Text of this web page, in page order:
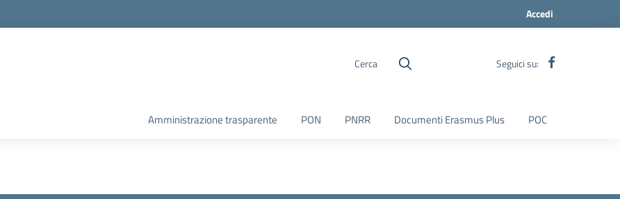
Accedi
Cerca Seguici su:
Amministrazione trasparente PON PNRR Documenti Erasmus Plus POC